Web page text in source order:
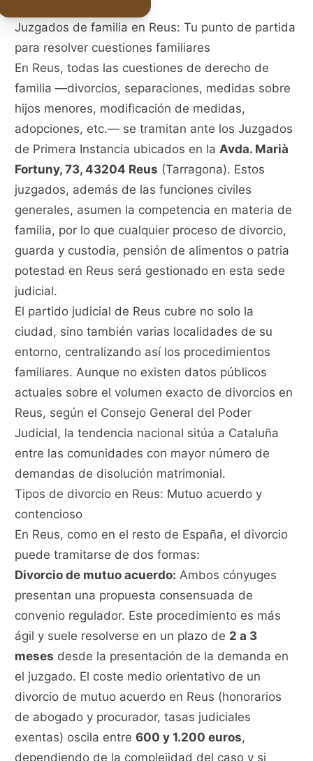
Juzgados de familia en Reus: Tu punto de partida
para resolver cuestiones familiares
En Reus, todas las cuestiones de derecho de
familia —divorcios, separaciones, medidas sobre
hijos menores, modificación de medidas,
adopciones, etc.— se tramitan ante los Juzgados
de Primera Instancia ubicados en laAvda. Marià
Fortuny, 73, 43204 Reus (Tarragona). Estos
juzgados, además de las funciones civiles
generales, asumen la competencia en materia de
familia, por lo que cualquier proceso de divorcio,
guarda y custodia, pensión de alimentos o patria
potestad en Reus será gestionado en esta sede
judicial.
El partido judicial de Reus cubre no solo la
ciudad, sino también varias localidades de su
entorno, centralizando así los procedimientos
familiares. Aunque no existen datos públicos
actuales sobre el volumen exacto de divorcios en
Reus, según el Consejo General del Poder
Judicial, la tendencia nacional sitúa a Cataluña
entre las comunidades con mayor número de
demandas de disolución matrimonial.
Tipos de divorcio en Reus: Mutuo acuerdo y
contencioso
En Reus, como en el resto de España, el divorcio
puede tramitarse de dos formas:
Divorcio de mutuo acuerdo: Ambos cónyuges
presentan una propuesta consensuada de
convenio regulador. Este procedimiento es más
ágil y suele resolverse en un plazo de 2 a 3
meses desde la presentación de la demanda en
el juzgado. El coste medio orientativo de un
divorcio de mutuo acuerdo en Reus (honorarios
de abogado y procurador, tasas judiciales
exentas) oscila entre600 y 1.200 euros,
dependiendo de la complejidad del caso y si